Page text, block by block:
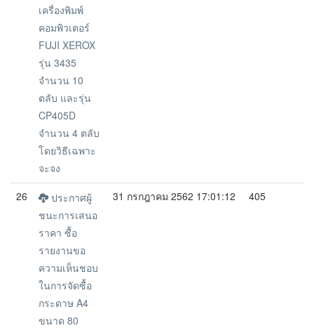
เครื่องพิมพ์
คอมพิวเตอร์
FUJI XEROX
รุ่น 3435
จำนวน 10
ตลับ และรุ่น
CP405D
จำนวน 4 ตลับ
โดยวิธีเฉพาะ
จะจง
26
ประกาศผู้
ชนะการเสนอ
ราคา ซื้อ
รายงานขอ
ความเห็นชอบ
ในการจัดซื้อ
กระดาษ A4
ขนาด 80
31 กรกฎาคม 2562 17:01:12 405